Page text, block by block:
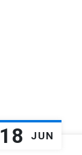
18 JUN